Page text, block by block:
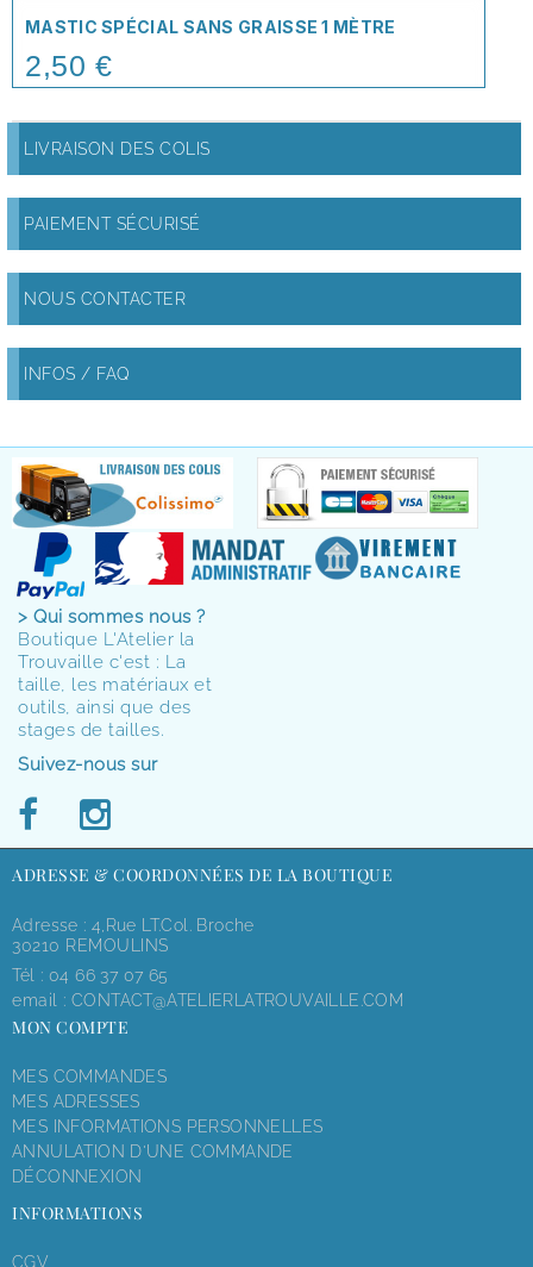
MASTIC SPÉCIAL SANS GRAISSE 1 MÈTRE
Price
2,50 €
LIVRAISON DES COLIS
PAIEMENT SÉCURISÉ
NOUS CONTACTER
INFOS / FAQ
> Qui sommes nous ?
Boutique L'Atelier la
Trouvaille c'est : La
taille, les matériaux et
outils, ainsi que des
stages de tailles.
Suivez-nous sur
ADRESSE & COORDONNÉES DE LA BOUTIQUE
Adresse : 4,rue LT.Col. Broche
30210 REMOULINS
Tél : 04 66 37 07 65
email : CONTACT@ATELIERLATROUVAILLE.COM
MON COMPTE
MES COMMANDES
MES ADRESSES
MES INFORMATIONS PERSONNELLES
ANNULATION D'UNE COMMANDE
DÉCONNEXION
INFORMATIONS
CGV